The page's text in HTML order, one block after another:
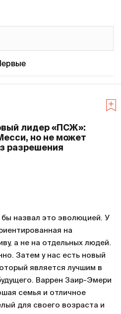
Первые
лидер «ПСЖ»:
но не может
разрешения
назвал это эволюцией. У
на
а не на отдельных людей.
Затем у нас есть новый
является лучшим в
Варрен Заир-Эмери
семья и отличное
для своего возраста и